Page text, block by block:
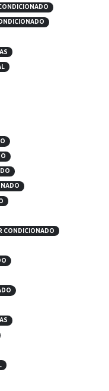
CONDICIONADO